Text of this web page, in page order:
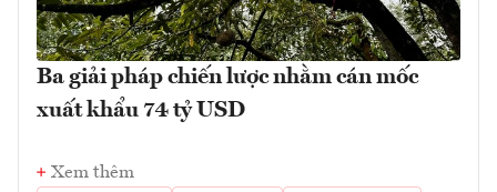
Ba giải pháp chiến lược nhằm cán mốc
xuất khẩu 74 tỷ USD
Xem thêm